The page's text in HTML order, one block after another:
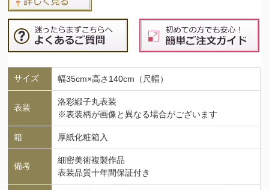
サイズ 幅35cm×高さ140cm（尺幅）
表装
洛彩緞子丸表装
※表装柄が画像と異なる場合がございます
箱 厚紙化粧箱入
備考
細密美術複製作品
表装品質十年間保証付き